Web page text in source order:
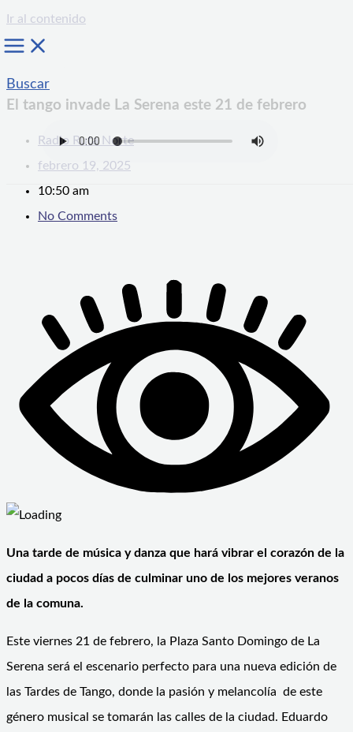
Ir al contenido
Buscar
El tango invade La Serena este 21 de febrero
Radio Ruta Norte
febrero 19, 2025
10:50 am
No Comments
Una tarde de música y danza que hará vibrar el corazón de la
ciudad a pocos días de culminar uno de los mejores veranos
de la comuna.
Este viernes 21 de febrero, la Plaza Santo Domingo de La
Serena será el escenario perfecto para una nueva edición de
las Tardes de Tango, donde la pasión y melancolía de este
género musical se tomarán las calles de la ciudad. Eduardo